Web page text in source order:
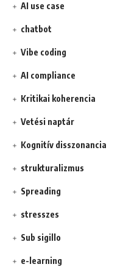
AI use case
chatbot
Vibe coding
AI compliance
Kritikai koherencia
Vetési naptár
Kognitív disszonancia
strukturalizmus
Spreading
stresszes
Sub sigillo
e-learning